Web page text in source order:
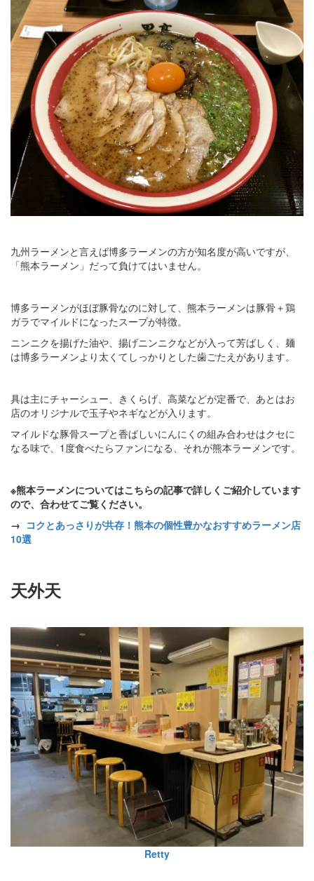
九州ラーメンと言えば博多ラーメンの方が知名度が高いですが、
「熊本ラーメン」だって負けてはいません。
博多ラーメンがほぼ豚骨なのに対して、熊本ラーメンは豚骨＋鶏
ガラでマイルドになったスープが特徴。
ニンニクを揚げた油や、揚げニンニクなどが入って芳ばしく、麺
は博多ラーメンより太くてしっかりとした歯ごたえがあります。
具は主にチャーシュー、きくらげ、高菜などが定番で、あとはお
店のオリジナルで玉子やネギなどが入ります。
マイルドな豚骨スープと香ばしいにんにくの組み合わせはクセに
なる味で、1度食べたらファンになる、それが熊本ラーメンです。
※熊本ラーメンについてはこちらの記事で詳しくご紹介しています
ので、合わせてご覧ください。
→ コクとあっさりが共存！熊本の個性豊かなおすすめラーメン店
10選
天外天
Retty